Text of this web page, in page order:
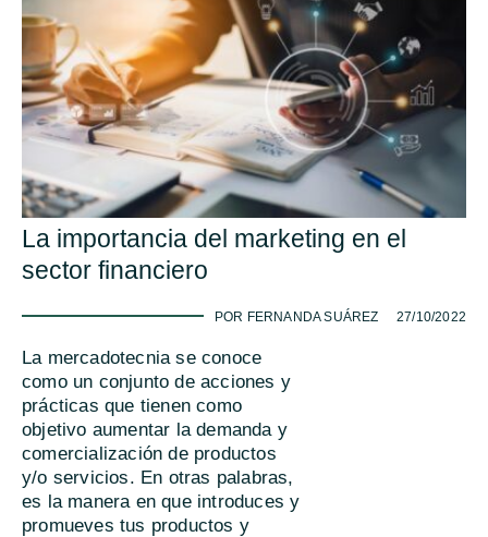
La importancia del marketing en el
sector financiero
- POR FERNANDA SUÁREZ 27/10/2022
La mercadotecnia se conoce
como un conjunto de acciones y
prácticas que tienen como
objetivo aumentar la demanda y
comercialización de productos
y/o servicios. En otras palabras,
es la manera en que introduces y
promueves tus productos y